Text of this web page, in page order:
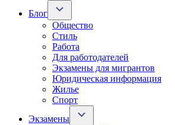
Блог
Общество
Стиль
Работа
Для работодателей
Экзамены для мигрантов
Юридическая информация
Жилье
Спорт
Экзамены